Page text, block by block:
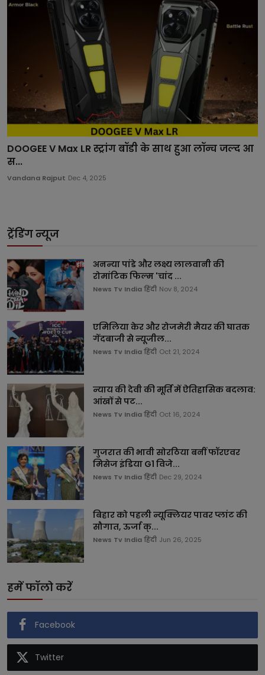
DOOGEE V Max LR स्ट्रांग बॉडी के साथ हुआ लॉन्च जल्द आ
स...
Vandana Rajput Dec 4, 2025
ट्रेंडिंग न्यूज
अनन्या पांडे और लक्ष्य लालवानी की
रोमांटिक फिल्म 'चांद ...
News Tv India हिंदी Nov 8, 2024
एमिलिया केर और रोजमेरी मैयर की घातक
गेंदबाजी से न्यूजील...
News Tv India हिंदी Oct 21, 2024
न्याय की देवी की मूर्ति में ऐतिहासिक बदलाव:
आंखों से पट...
News Tv India हिंदी Oct 16, 2024
गुजरात की भावी सोरठिया बनीं फॉरएवर
मिसेज इंडिया G1 विजे...
News Tv India हिंदी Dec 29, 2024
बिहार को पहली न्यूक्लियर पावर प्लांट की
सौगात, ऊर्जा क्...
News Tv India हिंदी Jun 26, 2025
हमें फॉलो करें
Facebook
Twitter